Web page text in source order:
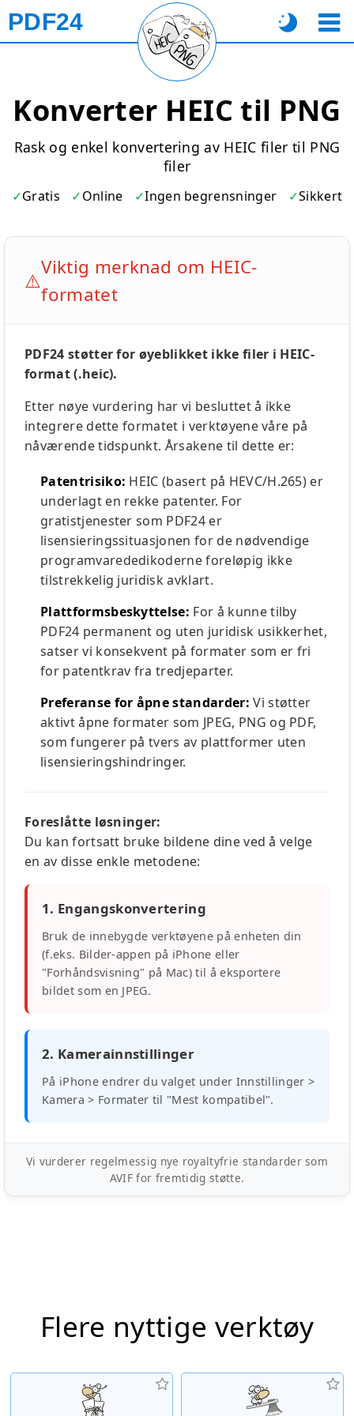
PDF24
Konverter HEIC til PNG
Rask og enkel konvertering av HEIC filer til PNG
filer
Gratis Online Ingen begrensninger Sikkert
⚠️
Viktig merknad om HEIC-
formatet
PDF24 støtter for øyeblikket ikke filer i HEIC-
format (.heic).
Etter nøye vurdering har vi besluttet å ikke
integrere dette formatet i verktøyene våre på
nåværende tidspunkt. Årsakene til dette er:
Patentrisiko: HEIC (basert på HEVC/H.265) er
underlagt en rekke patenter. For
gratistjenester som PDF24 er
lisensieringssituasjonen for de nødvendige
programvarededikoderne foreløpig ikke
tilstrekkelig juridisk avklart.
Plattformsbeskyttelse: For å kunne tilby
PDF24 permanent og uten juridisk usikkerhet,
satser vi konsekvent på formater som er fri
for patentkrav fra tredjeparter.
Preferanse for åpne standarder: Vi støtter
aktivt åpne formater som JPEG, PNG og PDF,
som fungerer på tvers av plattformer uten
lisensieringshindringer.
Foreslåtte løsninger:
Du kan fortsatt bruke bildene dine ved å velge
en av disse enkle metodene:
1. Engangskonvertering
Bruk de innebygde verktøyene på enheten din
(f.eks. Bilder-appen på iPhone eller
"Forhåndsvisning" på Mac) til å eksportere
bildet som en JPEG.
2. Kamerainnstillinger
På iPhone endrer du valget under Innstillinger >
Kamera > Formater til "Mest kompatibel".
Vi vurderer regelmessig nye royaltyfrie standarder som
AVIF for fremtidig støtte.
Flere nyttige verktøy